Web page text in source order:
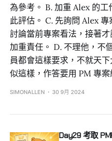
為參考。 B. 加重 Alex 的
此評估。 C. 先詢問 Alex
討論當前專案看法，接著
加重責任。 D. 不理他，不
員都會這樣要求，不就天
似這樣，作答要用 PM 專
SIMONALLEN 30 9月 2024
Day29 考取